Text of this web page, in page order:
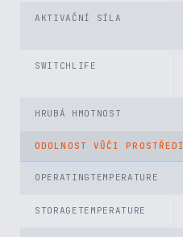
AKTIVAČNÍ SÍLA
SWITCHLIFE
HRUBÁ HMOTNOST
ODOLNOST VŮČI PROSTŘEDÍ
OPERATINGTEMPERATURE
STORAGETEMPERATURE